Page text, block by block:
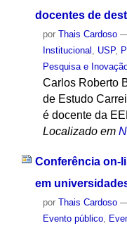
docentes de
por Thais Cardoso
Institucional
USP,
Pesquisa e
Carlos Roberto
de Estudo
é docente da
Localizado em
Conferência on-
em
por Thais Cardoso
Evento público,